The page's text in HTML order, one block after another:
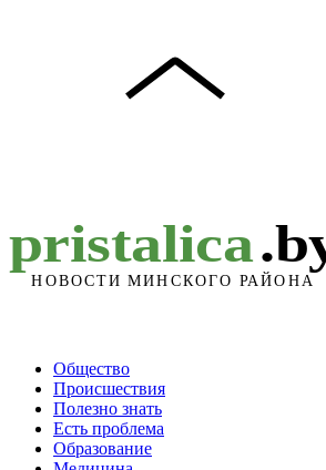
Общество
Происшествия
Полезно знать
Есть проблема
Образование